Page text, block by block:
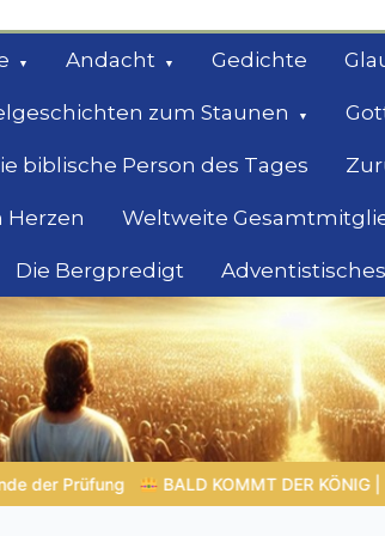
Andacht Gedichte
zum Staunen
biblische Person des Tages
Herzen Weltweite
Die Bergpredigt
07.08.2026 | Gottes Wort heiligt: Wahrheit,